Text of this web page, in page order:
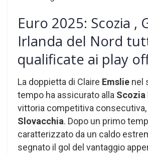
Euro 2025: Scozia ,
Irlanda del Nord
qualificate ai play
La doppietta di Claire Emslie nel
tempo ha assicurato alla Scozia
vittoria competitiva consecutiva,
Slovacchia. Dopo un primo
caratterizzato da un caldo
segnato il gol del vantaggio